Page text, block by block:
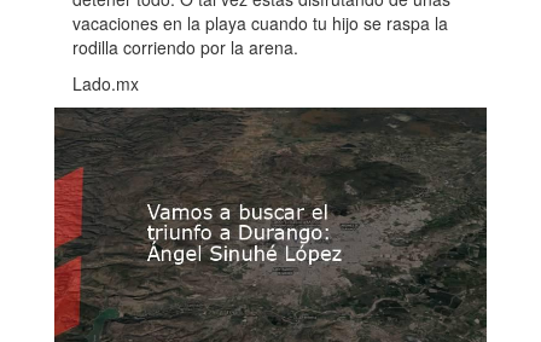
vacaciones en la playa cuando tu hijo se raspa la
rodilla corriendo por la arena.
Lado.mx